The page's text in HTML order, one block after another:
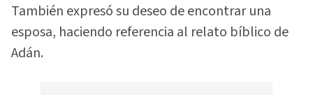
También expresó su deseo de encontrar una
esposa, haciendo referencia al relato bíblico de
Adán.